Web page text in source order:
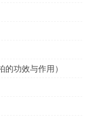
功效与作用）